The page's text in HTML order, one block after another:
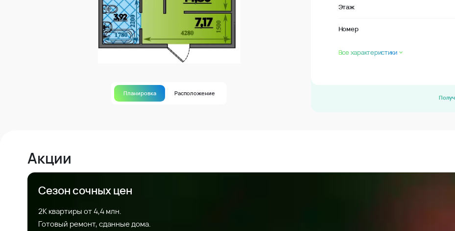
Планировка Расположение
Этаж
Номер
Все характеристики
Акции
Сезон сочных цен
2К квартиры от 4,4 млн.
Готовый ремонт, сданные дома.